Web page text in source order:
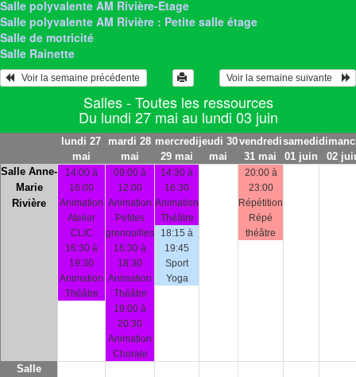
Salle polyvalente AM Rivière-Etage
Salle polyvalente AM Rivière : Petite salle étage
Salle de motricité
Salle Rainette
Voir la semaine suivante
Salles - Toutes les ressources
Du lundi 27 mai au lundi 03 juin
lundi 27
mai
mardi 28
mai
mercredi
29 mai
jeudi 30
mai
vendredi
31 mai
samedi
01 juin
02
Salle Anne-
Marie
Rivière
14:00 à
16:00
Animation
Atelier
CLIC
16:30 à
19:30
Animation
Théâtre
09:00 à
12:00
Animation
Petites
grenouilles
16:30 à
18:30
Animation
Théâtre
19:00 à
20:30
Animation
Chorale
14:30 à
16:30
Animation
Théâtre
18:15 à
19:45
Sport
Yoga
20:00 à
23:00
Répétition
Répé
théâtre
Salle